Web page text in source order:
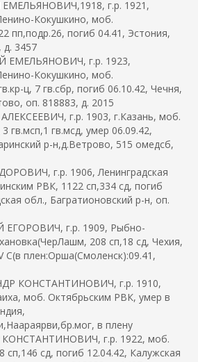
г.р. 1921,
Кокушкино, моб.
пп,подр.26, погиб 04.41, Эстония,
д. 3457
г.р. 1923,
Кокушкино, моб.
ц, 7 гв.сбр, погиб 06.10.42, Чечня,
оп. 818883, д. 2015
г.р. 1903, г.Казань, моб.
гв.мсп,1 гв.мсд, умер 06.09.42,
р-н,д.Ветрово, 515 омедсб,
г.р. 1906, Ленинградская
РВК, 1122 сп,334 сд, погиб
обл., Багратионовский р-н, оп.
г.р. 1909, Рыбно-
208 сп,18 сд, Чехия,
C(в плен:Орша(Смоленск):09.41,
КОНСТАНТИНОВИЧ, г.р. 1910,
моб. Октябрьским РВК, умер в
в плену
г.р. 1922, моб.
сд, погиб 12.04.42, Калужская